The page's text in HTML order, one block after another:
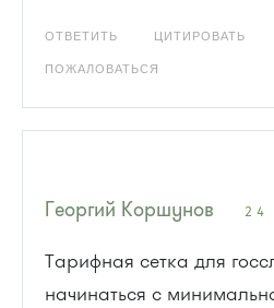
ОТВЕТИТЬ ЦИТИРОВАТЬ
ПОЖАЛОВАТЬСЯ
Георгий Коршунов 24
Тарифная сетка для
начинаться с